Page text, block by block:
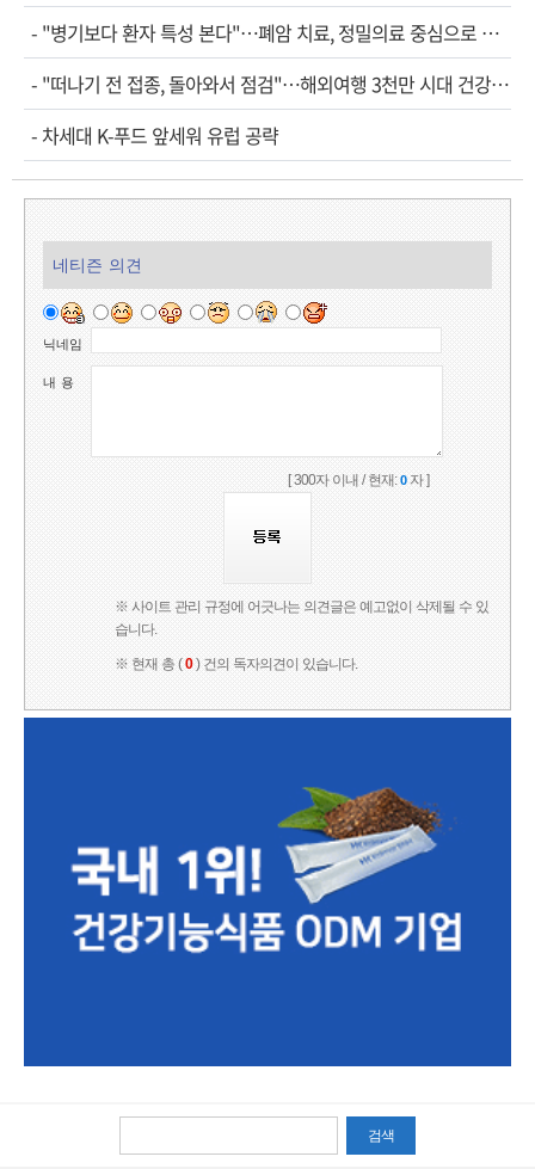
- "병기보다 환자 특성 본다"…폐암 치료, 정밀의료 중심으로 진화
- "떠나기 전 접종, 돌아와서 점검"…해외여행 3천만 시대 건강관리법
- 차세대 K-푸드 앞세워 유럽 공략
네티즌 의견
닉네임
내 용
[ 300자 이내 / 현재:0자 ]
※ 사이트 관리 규정에 어긋나는 의견글은 예고없이 삭제될 수 있
습니다.
※ 현재 총 (0) 건의 독자의견이 있습니다.
검색